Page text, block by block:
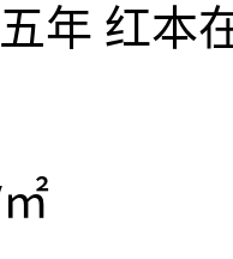
年 红本